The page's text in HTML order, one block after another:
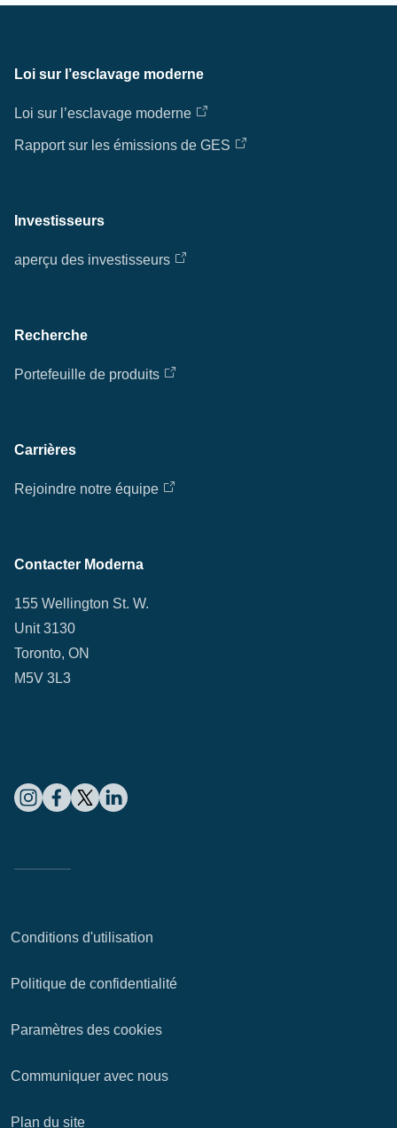
Loi sur l’esclavage moderne
Loi sur l’esclavage moderne
Rapport sur les émissions de GES
Investisseurs
aperçu des investisseurs
Recherche
Portefeuille de produits
Carrières
Rejoindre notre équipe
Contacter Moderna
155 Wellington St. W.
Unit 3130
Toronto, ON
M5V 3L3
Conditions d'utilisation
Politique de confidentialité
Paramètres des cookies
Communiquer avec nous
Plan du site